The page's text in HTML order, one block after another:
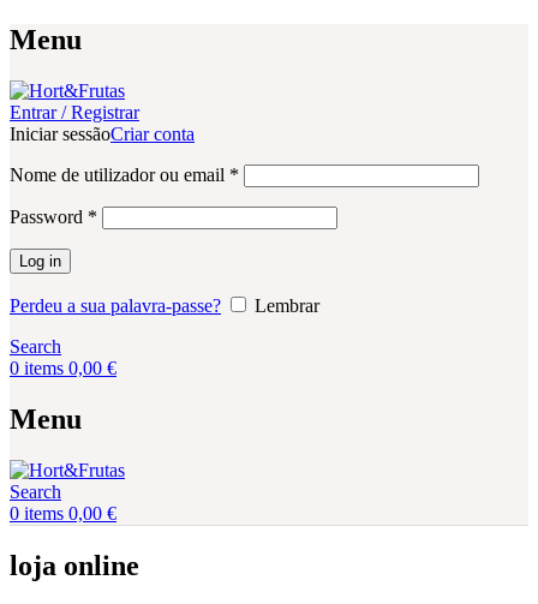
Menu
Entrar / Registrar
Iniciar sessãoCriar conta
Nome de utilizador ou email *
Password *
Log in
Perdeu a sua palavra-passe?
Lembrar
Search
0 items 0,00 €
Menu
Search
0 items 0,00 €
loja online